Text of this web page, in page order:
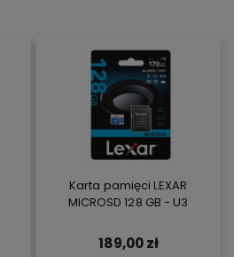
Karta pamięci LEXAR
MICROSD 128 GB - U3
189,00 zł